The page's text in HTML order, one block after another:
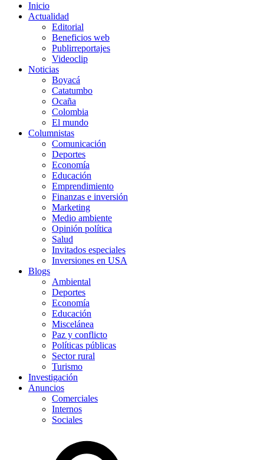
Inicio
Actualidad
Editorial
Beneficios web
Publirreportajes
Videoclip
Noticias
Boyacá
Catatumbo
Ocaña
Colombia
El mundo
Columnistas
Comunicación
Deportes
Economía
Educación
Emprendimiento
Finanzas e inversión
Marketing
Medio ambiente
Opinión política
Salud
Invitados especiales
Inversiones en USA
Blogs
Ambiental
Deportes
Economía
Educación
Miscelánea
Paz y conflicto
Políticas públicas
Sector rural
Turismo
Investigación
Anuncios
Comerciales
Internos
Sociales